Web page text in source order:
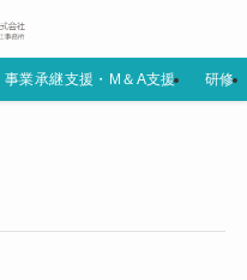
事業承継支援・M＆A支援 研修